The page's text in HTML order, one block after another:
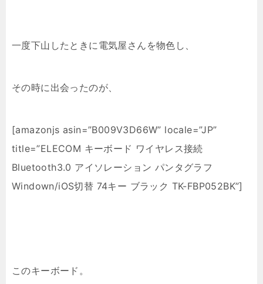
一度下山したときに電気屋さんを物色し、
その時に出会ったのが、
[amazonjs asin=”B009V3D66W” locale=”JP”
title=”ELECOM キーボード ワイヤレス接続
Bluetooth3.0 アイソレーション パンタグラフ
Windown/iOS切替 74キー ブラック TK-FBP052BK”]
このキーボード。